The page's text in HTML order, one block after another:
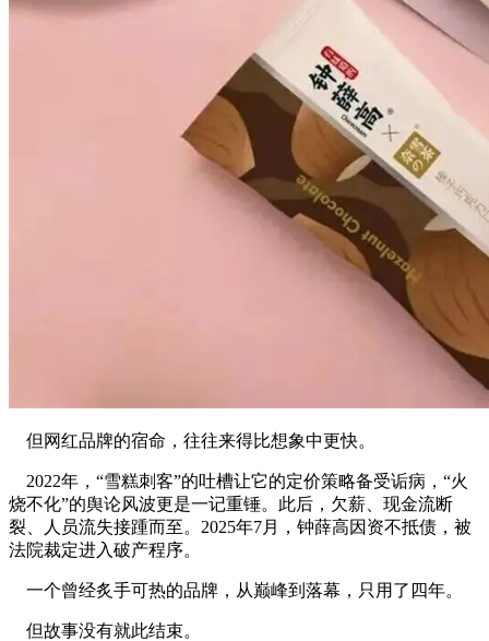
但网红品牌的宿命，往往来得比想象中更快。
2022年，“雪糕刺客”的吐槽让它的定价策略备受诟病，“火
烧不化”的舆论风波更是一记重锤。此后，欠薪、现金流断
裂、人员流失接踵而至。2025年7月，钟薛高因资不抵债，被
法院裁定进入破产程序。
一个曾经炙手可热的品牌，从巅峰到落幕，只用了四年。
但故事没有就此结束。